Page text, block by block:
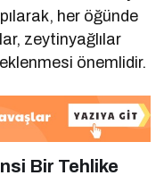
her öğünde
zeytinyağlılar
önemlidir.
Bir Tehlike